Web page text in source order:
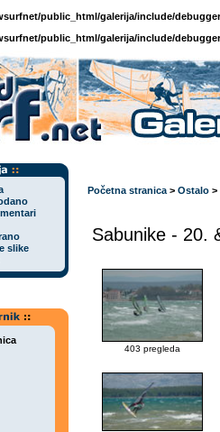
public_html/galerija/include/
public_html/galerija/include/
slike
Početna stranica > Ostalo >
Sabunike - 20.
403 pregleda